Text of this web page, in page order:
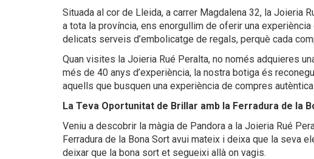
Situada al cor de Lleida, a carrer Magdalena 32, la Joieria
a tota la província, ens enorgullim de oferir una
delicats serveis d’embolicatge de regals, perquè cada
Quan visites la Joieria Rué Peralta, no només adquieres
més de 40 anys d’experiència, la nostra botiga és
aquells que busquen una experiència de compres
La Teva Oportunitat de Brillar amb la Ferradura de la
Veniu a descobrir la màgia de Pandora a la Joieria Rué
Ferradura de la Bona Sort avui mateix i deixa que la seva
deixar que la bona sort et segueixi allà on vagis.